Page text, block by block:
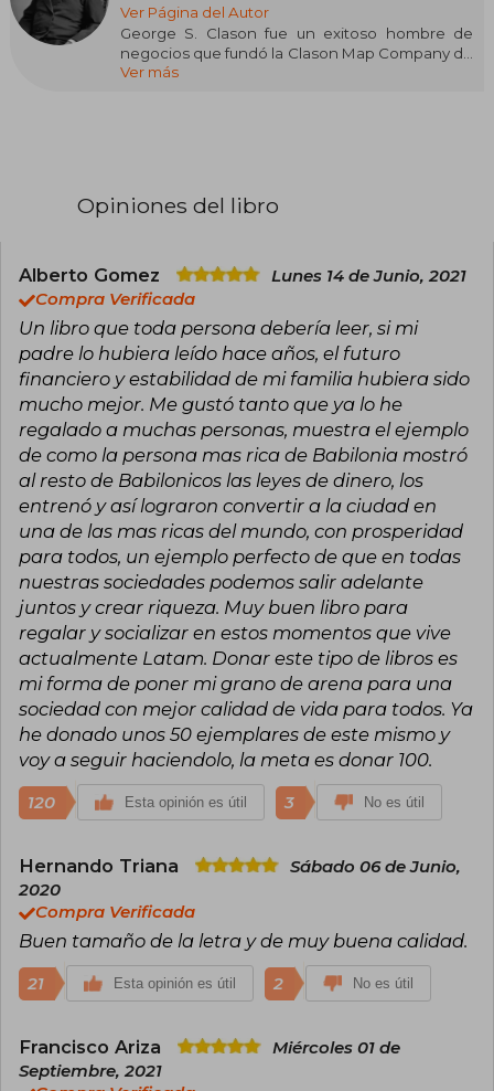
Ver Página del Autor
George S. Clason fue un exitoso hombre de
negocios que fundó la Clason Map Company de
Denver, Colorado, y publicó el primer atlas de
textos de cabecera para muchas personas.
rico de babilonia, parábola que dio nombre a su
famoso libro, el cual se convirtió en un clásico
Ver más
Opiniones del libro
Alberto Gomez
Lunes 14 de Junio, 2021
Compra Verificada
Un libro que toda persona debería leer, si mi
padre lo hubiera leído hace años, el futuro
financiero y estabilidad de mi familia hubiera sido
mucho mejor. Me gustó tanto que ya lo he
regalado a muchas personas, muestra el ejemplo
de como la persona mas rica de Babilonia mostró
al resto de Babilonicos las leyes de dinero, los
entrenó y así lograron convertir a la ciudad en
una de las mas ricas del mundo, con prosperidad
para todos, un ejemplo perfecto de que en todas
nuestras sociedades podemos salir adelante
juntos y crear riqueza. Muy buen libro para
regalar y socializar en estos momentos que vive
actualmente Latam. Donar este tipo de libros es
mi forma de poner mi grano de arena para una
sociedad con mejor calidad de vida para todos. Ya
he donado unos 50 ejemplares de este mismo y
voy a seguir haciendolo, la meta es donar 100.
120 Esta opinión es útil 3 No es útil
Hernando Triana
Sábado 06 de Junio,
2020
Compra Verificada
Buen tamaño de la letra y de muy buena calidad.
21 Esta opinión es útil 2 No es útil
Francisco Ariza
Miércoles 01 de
Septiembre, 2021